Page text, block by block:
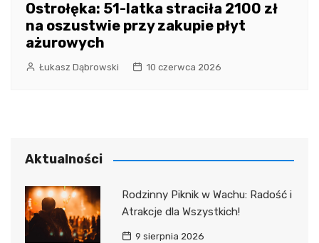
Ostrołęka: 51-latka straciła 2100 zł
na oszustwie przy zakupie płyt
ażurowych
Łukasz Dąbrowski 10 czerwca 2026
Aktualności
Rodzinny Piknik w Wachu: Radość i
Atrakcje dla Wszystkich!
9 sierpnia 2026